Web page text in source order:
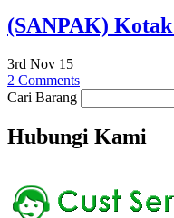
(SANPAK)
3rd Nov 15
2 Comments
Cari Barang
Hubungi Kami